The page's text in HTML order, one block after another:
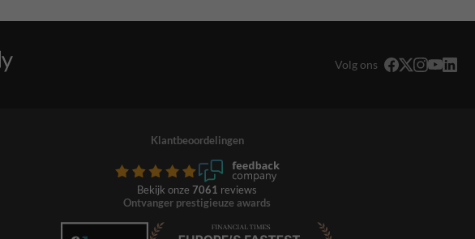
Volg ons
Klantbeoordelingen
Bekijk onze 7061 reviews
Ontvanger prestigieuze awards